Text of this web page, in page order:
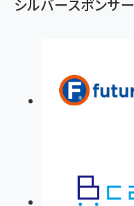
シルバースポンサー